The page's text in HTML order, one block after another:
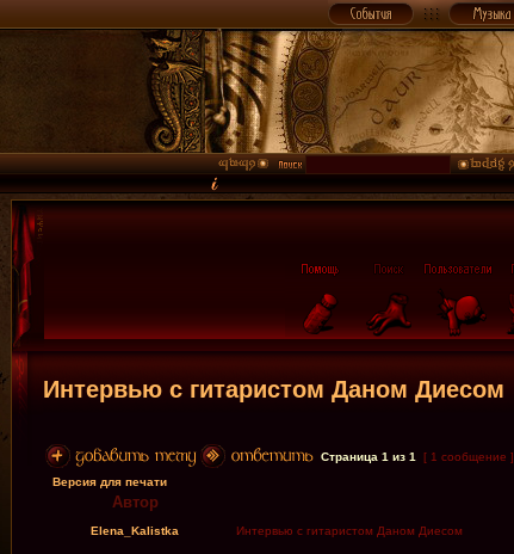
Интервью с гитаристом Даном Диесом
Страница 1 из 1
[ 1 сообщение ]
Версия для печати
Автор
Elena_Kalistka Интервью с гитаристом Даном Диесом